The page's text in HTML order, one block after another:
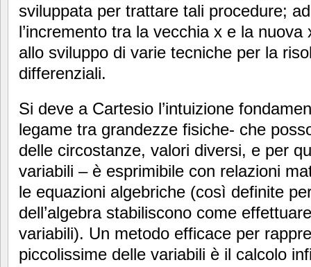
sviluppata per trattare tali procedure;
l’incremento tra la vecchia x e la
allo sviluppo di varie tecniche per la
differenziali.
Si deve a Cartesio l’intuizione
legame tra grandezze fisiche- che
delle circostanze, valori diversi, e per
variabili – è esprimibile con relazioni
le equazioni algebriche (così definite
dell’algebra stabiliscono come
variabili). Un metodo efficace per
piccolissime delle variabili è il calcolo